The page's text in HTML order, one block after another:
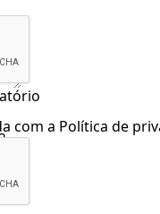
com a Política de